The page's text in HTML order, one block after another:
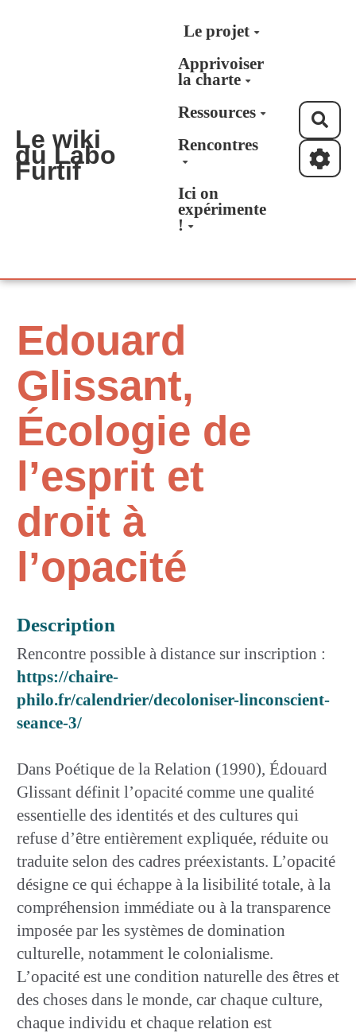
Aller au contenu principal
Le wiki
du Labo
Furtif
Le projet
Apprivoiser
la charte
Ressources
Rencontres
Ici on
expérimente
!
Edouard
Glissant,
Écologie de
l’esprit et
droit à
l’opacité
Description
Rencontre possible à distance sur inscription :
https://chaire-
philo.fr/calendrier/decoloniser-linconscient-
seance-3/
Dans Poétique de la Relation (1990), Édouard
Glissant définit l’opacité comme une qualité
essentielle des identités et des cultures qui
refuse d’être entièrement expliquée, réduite ou
traduite selon des cadres préexistants. L’opacité
désigne ce qui échappe à la lisibilité totale, à la
compréhension immédiate ou à la transparence
imposée par les systèmes de domination
culturelle, notamment le colonialisme.
L’opacité est une condition naturelle des êtres et
des choses dans le monde, car chaque culture,
chaque individu et chaque relation est